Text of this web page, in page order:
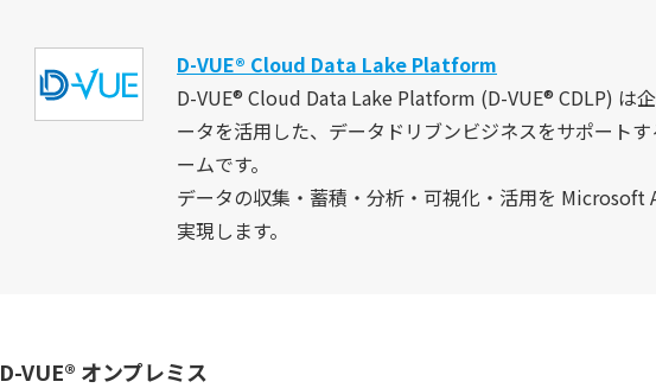
D-VUE® Cloud Data Lake Platform
D-VUE® Cloud Data Lake Platform (D-VUE® CDLP) は
ータを活用した、データドリブンビジネスをサポート
ームです。
データの収集・蓄積・分析・可視化・活用を Microsoft
実現します。
D-VUE® オンプレミス